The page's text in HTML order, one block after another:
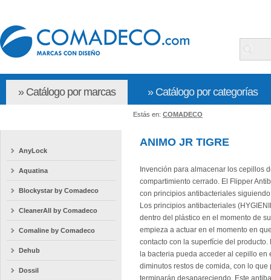
» Catálogo por marcas » Catálogo por categorías
Estás en: COMADECO
AnyLock
Aquatina
Blockystar by Comadeco
CleanerAll by Comadeco
Comaline by Comadeco
Dehub
Dossil
ANIMO JR TIGRE
Invención para almacenar los cepillos
compartimiento cerrado. El Flipper
con principios antibacteriales
Los principios antibacteriales
dentro del plástico en el momento de
empieza a actuar en el momento en
contacto con la superfície del
la bacteria pueda acceder al cepillo en
diminutos restos de comida, con lo que
terminarán desapareciendo. Este